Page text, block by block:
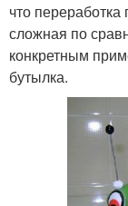
что
сложная по
конкретным
бутылка.